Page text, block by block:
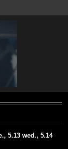
5.13 wed., 5.14